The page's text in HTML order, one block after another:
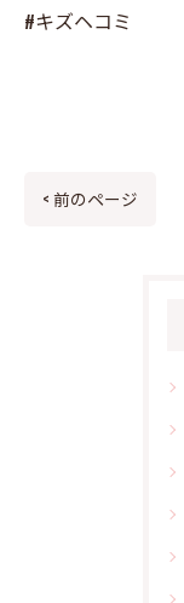
#キズヘコミ
< 前のページ